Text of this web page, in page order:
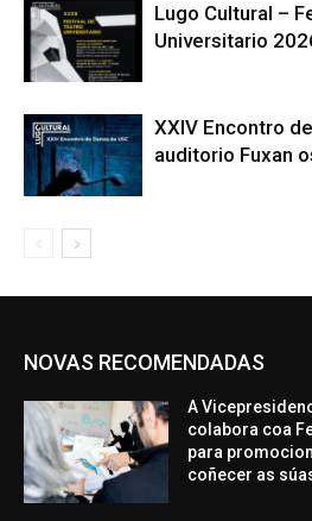
Lugo Cultural –
Universitario
XXIV Encontro
auditorio Fuxan
NOVAS RECOMENDADAS
A
colabora coa
para
coñecer as